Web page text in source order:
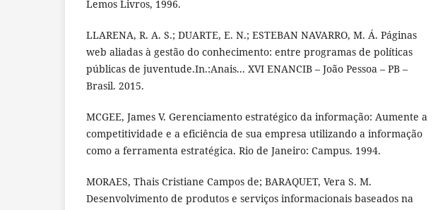
Lemos Livros, 1996.
LLARENA, R. A. S.; DUARTE, E. N.; ESTEBAN NAVARRO, M. Á. Páginas
web aliadas à gestão do conhecimento: entre programas de políticas
públicas de juventude.In.:Anais... XVI ENANCIB – João Pessoa – PB –
Brasil. 2015.
MCGEE, James V. Gerenciamento estratégico da informação: Aumente a
competitividade e a eficiência de sua empresa utilizando a informação
como a ferramenta estratégica. Rio de Janeiro: Campus. 1994.
MORAES, Thais Cristiane Campos de; BARAQUET, Vera S. M.
Desenvolvimento de produtos e serviços informacionais baseados na